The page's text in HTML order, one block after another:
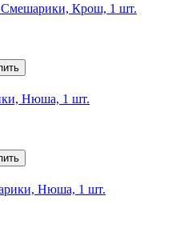
Крош, 1 шт.
Нюша, 1 шт.
Нюша, 1 шт.